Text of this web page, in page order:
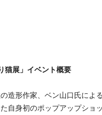
猫展」イベント概要
造形作家、ベン山口氏によ
自身初のポップアップショ